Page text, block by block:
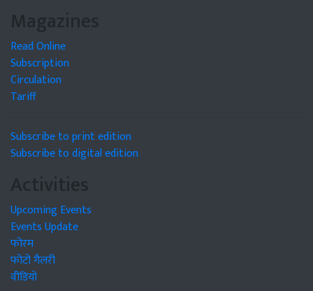
Magazines
Read Online
Subscription
Circulation
Tariff
Subscribe to print edition
Subscribe to digital edition
Activities
Upcoming Events
Events Update
फोरम
फोटो गैलरी
वीडियो